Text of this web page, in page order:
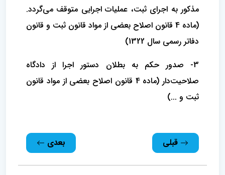
مذکور به اجرای ثبت، عملیات اجرایی متوقف می‌گردد.
(ماده 4 قانون اصلاح بعضی از مواد قانون ثبت و قانون
دفاتر رسمی سال 1322)
3- صدور حکم به بطلان دستور اجرا از دادگاه
صلاحیت‌دار (ماده 4 قانون اصلاح بعضی از مواد قانون
ثبت و ...)
قبلی بعدی